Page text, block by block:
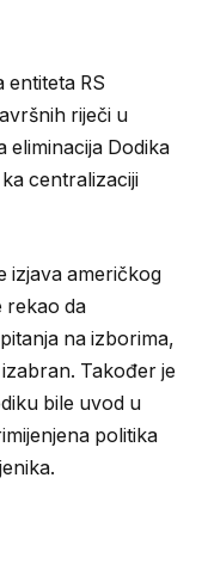
RS
riječi u
eliminacija Dodika
centralizaciji
izjava američkog
rekao da
na izborima,
Također je
bile uvod u
politika